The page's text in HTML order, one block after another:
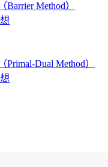
Barrier Method）
Dual Method）